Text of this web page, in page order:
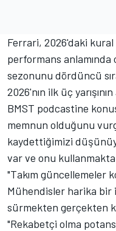
Ferrari, 2026'daki
performans anlamında
sezonunu dördüncü
2026'nın ilk üç
BMST podcastine
memnun olduğunu
kaydettiğimizi
var ve onu
"Takım güncellemeler
Mühendisler harika bir
sürmekten gerçekten
"Rekabetçi olma